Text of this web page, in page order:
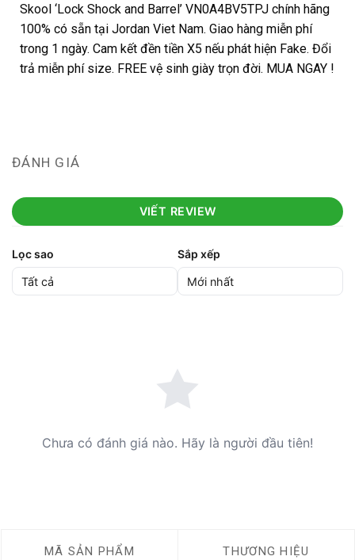
Skool ‘Lock Shock and Barrel’ VN0A4BV5TPJ chính hãng
100% có sẵn tại Jordan Viet Nam. Giao hàng miễn phí
trong 1 ngày. Cam kết đền tiền X5 nếu phát hiện Fake. Đổi
trả miễn phí size. FREE vệ sinh giày trọn đời. MUA NGAY !
ĐÁNH GIÁ
VIẾT REVIEW
Lọc sao Sắp xếp
Chưa có đánh giá nào. Hãy là người đầu tiên!
MÃ SẢN PHẨM THƯƠNG HIỆU